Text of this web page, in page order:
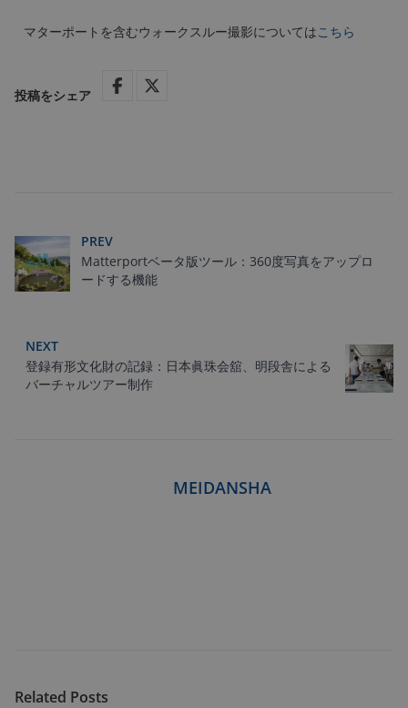
マターポートを含むウォークスルー撮影についてはこちら
投稿をシェア
PREV
Matterportベータ版ツール：360度写真をアップロ
ードする機能
NEXT
登録有形文化財の記録：日本眞珠会舘、明段舎による
バーチャルツアー制作
MEIDANSHA
Related Posts